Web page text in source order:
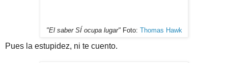
"El saber SÍ ocupa lugar"Foto: Thomas Hawk
Pues la estupidez, ni te cuento.